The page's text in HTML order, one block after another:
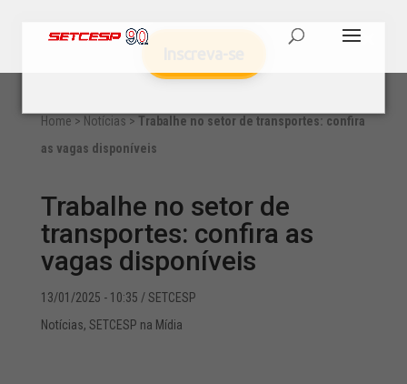
Home > Notícias > Trabalhe no setor de transportes: confira
as vagas disponíveis
Trabalhe no setor de
transportes: confira as
vagas disponíveis
13/01/2025 - 10:35 / SETCESP
Notícias, SETCESP na Mídia